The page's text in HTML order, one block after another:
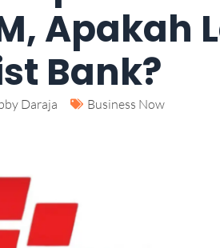
Apakah
Bank?
Daraja Business Now